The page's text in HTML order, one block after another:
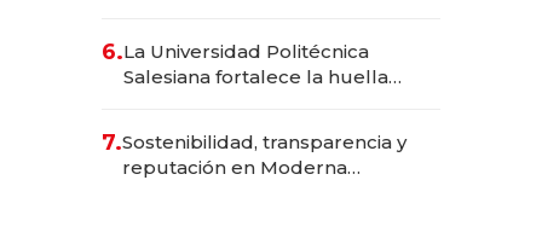
6.La Universidad Politécnica
Salesiana fortalece la huella
7.Sostenibilidad, transparencia y
reputación en Moderna